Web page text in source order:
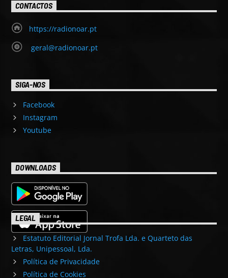
CONTACTOS
https://radionoar.pt
geral@radionoar.pt
SIGA-NOS
Facebook
Instagram
Youtube
DOWNLOADS
LEGAL
Estatuto Editorial Jornal Trofa Lda. e Quarteto das
Letras, Unipessoal, Lda.
Política de Privacidade
Política de Cookies